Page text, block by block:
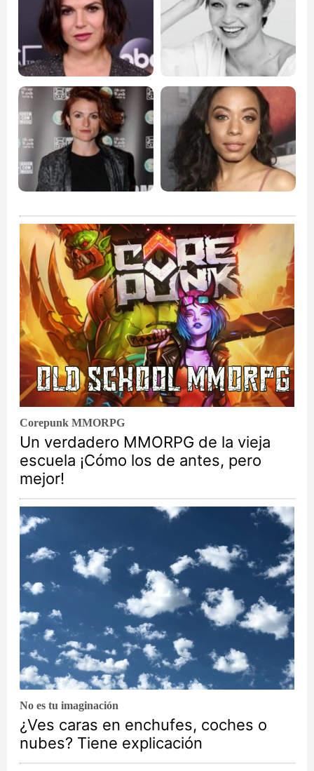
Corepunk MMORPG
Un verdadero MMORPG de la vieja
escuela ¡Cómo los de antes, pero
mejor!
No es tu imaginación
¿Ves caras en enchufes, coches o
nubes? Tiene explicación